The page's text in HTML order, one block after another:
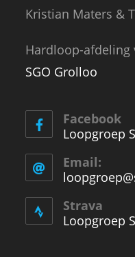
Kristian Maters &
Hardloop-
SGO Grolloo
Facebook
Loopgroep
Email:
Strava
Loopgroep